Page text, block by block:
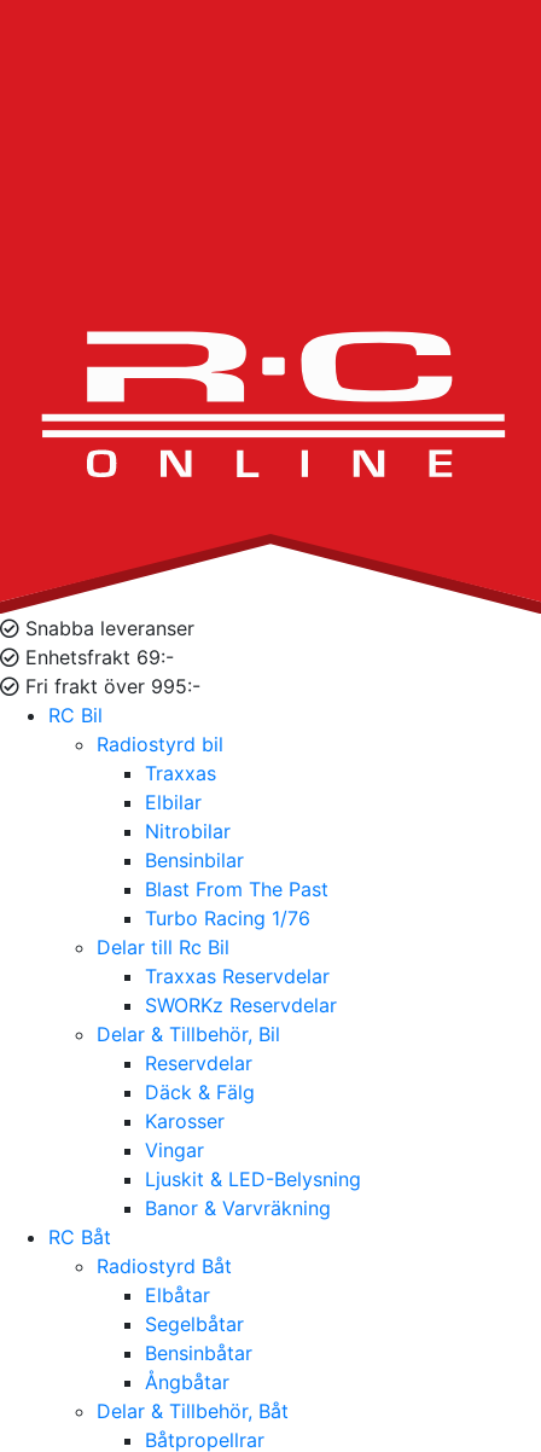
Snabba leveranser
Enhetsfrakt 69:-
Fri frakt över 995:-
RC Bil
Radiostyrd bil
Traxxas
Elbilar
Nitrobilar
Bensinbilar
Blast From The Past
Turbo Racing 1/76
Delar till Rc Bil
Traxxas Reservdelar
SWORKz Reservdelar
Delar & Tillbehör, Bil
Reservdelar
Däck & Fälg
Karosser
Vingar
Ljuskit & LED-Belysning
Banor & Varvräkning
RC Båt
Radiostyrd Båt
Elbåtar
Segelbåtar
Bensinbåtar
Ångbåtar
Delar & Tillbehör, Båt
Båtpropellrar